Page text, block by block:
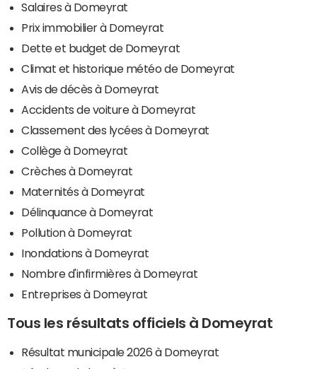
Salaires à Domeyrat
Prix immobilier à Domeyrat
Dette et budget de Domeyrat
Climat et historique météo de Domeyrat
Avis de décès à Domeyrat
Accidents de voiture à Domeyrat
Classement des lycées à Domeyrat
Collège à Domeyrat
Crèches à Domeyrat
Maternités à Domeyrat
Délinquance à Domeyrat
Pollution à Domeyrat
Inondations à Domeyrat
Nombre d'infirmières à Domeyrat
Entreprises à Domeyrat
Tous les résultats officiels à Domeyrat
Résultat municipale 2026 à Domeyrat